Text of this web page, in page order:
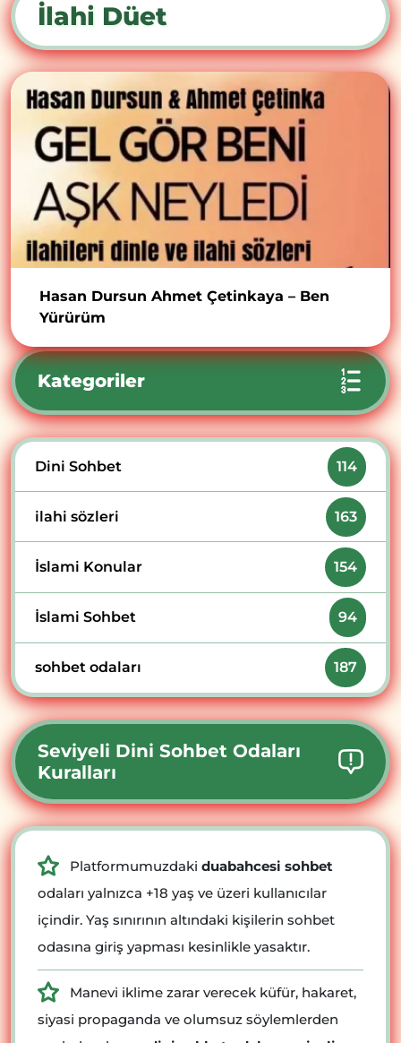
İlahi Düet
Hasan Dursun Ahmet Çetinkaya – Ben
Yürürüm
Kategoriler
Dini Sohbet 114
ilahi sözleri 163
İslami Konular 154
İslami Sohbet 94
sohbet odaları 187
Seviyeli Dini Sohbet Odaları
Kuralları
Platformumuzdaki duabahcesi sohbet
odaları yalnızca +18 yaş ve üzeri kullanıcılar
içindir. Yaş sınırının altındaki kişilerin sohbet
odasına giriş yapması kesinlikle yasaktır.
Manevi iklime zarar verecek küfür, hakaret,
siyasi propaganda ve olumsuz söylemlerden